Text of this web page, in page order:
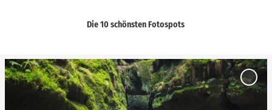
Die 10 schönsten Fotospots
D
e
im